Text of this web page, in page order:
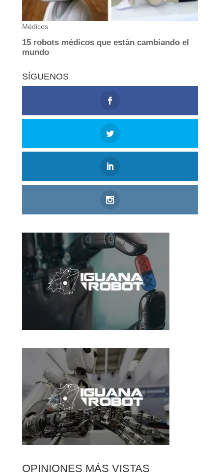
SÍGUENOS
OPINIONES MÁS VISTAS